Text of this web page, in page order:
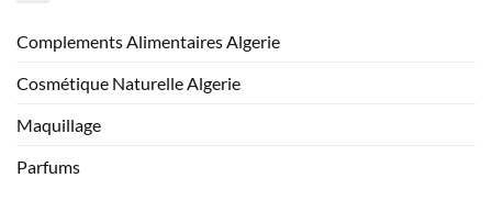
Complements Alimentaires Algerie
Cosmétique Naturelle Algerie
Maquillage
Parfums